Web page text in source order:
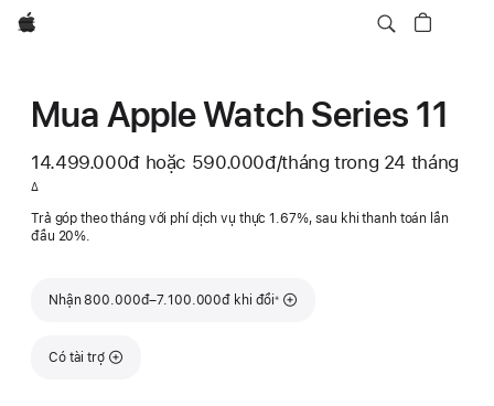
Apple
Mua Apple Watch Series 11
14.499.000đ hoặc 590.000đ/tháng mỗi
trong 24 tháng
thích
∆
Trả góp theo tháng với phí dịch vụ thực 1.67%, sau khi thanh toán lần
đầu 20%.
Nhận 800.000đ–7.100.000đ khi đổi
Chú thích
※
Có tài trợ